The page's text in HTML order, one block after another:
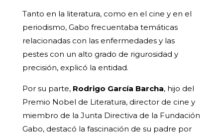
Tanto en la literatura, como en el cine y en el
periodismo, Gabo frecuentaba temáticas
relacionadas con las enfermedades y las
pestes con un alto grado de rigurosidad y
precisión, explicó la entidad.
Por su parte,Rodrigo García Barcha, hijo del
Premio Nobel de Literatura, director de cine y
miembro de la Junta Directiva de la Fundación
Gabo, destacó la fascinación de su padre por